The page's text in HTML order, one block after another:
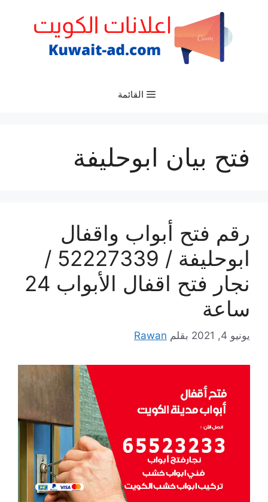
القائمة
فتح بيان ابوحليفة
رقم فتح أبواب واقفال
ابوحليفة / 52227339 /
نجار فتح اقفال الأبواب 24
ساعة
يونيو 4, 2021 بقلم Rawan